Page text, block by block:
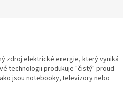
zdroj elektrické energie, který vyniká
technologii produkuje "čistý" proud
jsou notebooky, televizory nebo